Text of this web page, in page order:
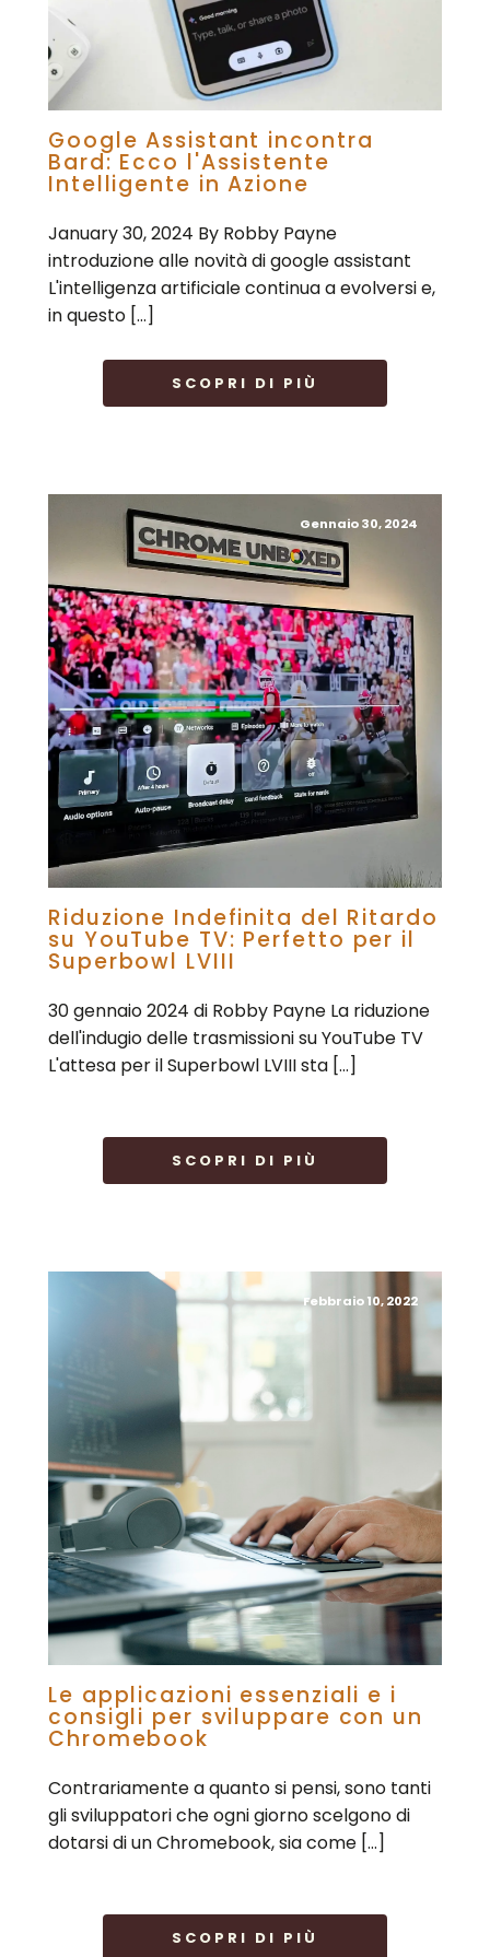
Google Assistant incontra
Bard: Ecco l'Assistente
Intelligente in Azione
January 30, 2024 By Robby Payne
introduzione alle novità di google assistant
L'intelligenza artificiale continua a evolversi e,
in questo […]
SCOPRI DI PIÙ
Gennaio 30, 2024
Riduzione Indefinita del Ritardo
su YouTube TV: Perfetto per il
Superbowl LVIII
30 gennaio 2024 di Robby Payne La riduzione
dell'indugio delle trasmissioni su YouTube TV
L'attesa per il Superbowl LVIII sta […]
SCOPRI DI PIÙ
Febbraio 10, 2022
Le applicazioni essenziali e i
consigli per sviluppare con un
Chromebook
Contrariamente a quanto si pensi, sono tanti
gli sviluppatori che ogni giorno scelgono di
dotarsi di un Chromebook, sia come […]
SCOPRI DI PIÙ